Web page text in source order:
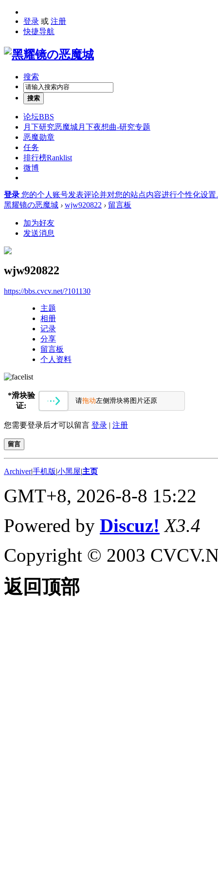
登录 或 注册
快捷导航
搜索
搜索
论坛BBS
月下研究恶魔城月下夜想曲-研究专题
恶魔勋章
任务
排行榜Ranklist
微博
登录 您的个人账号发表评论并对您的站点内容进行个性化设置
黑耀镜の恶魔城 › wjw920822 › 留言板
加为好友
发送消息
wjw920822
https://bbs.cvcv.net/?101130
主题
相册
记录
分享
留言板
个人资料
*滑块验
证:
请拖动左侧滑块将图片还原
您需要登录后才可以留言 登录 | 注册
留言
Archiver|手机版|小黑屋|主页
GMT+8, 2026-8-8 15:22
Powered by Discuz! X3.4
Copyright © 2003
返回顶部